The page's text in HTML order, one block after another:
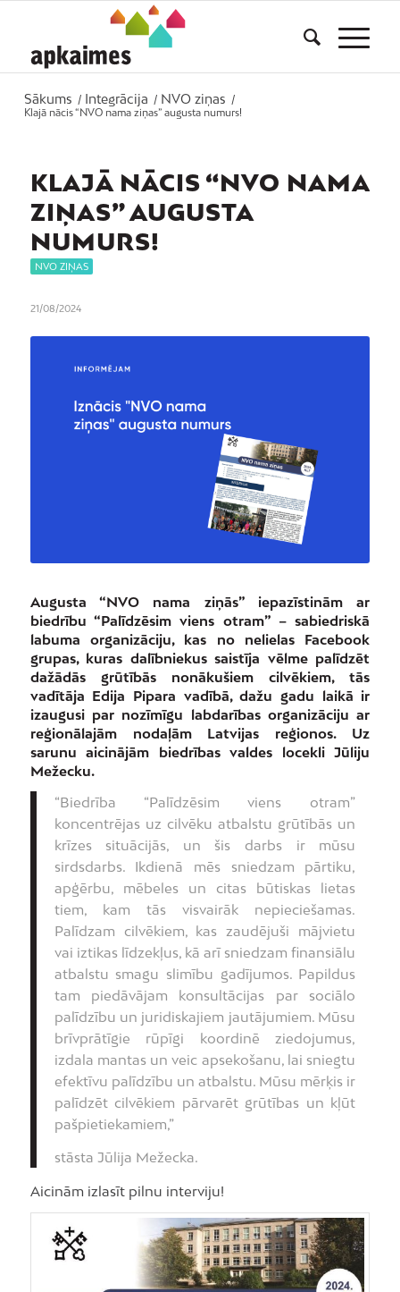
Sākums / Integrācija / NVO ziņas
/
Klajā nācis “NVO nama ziņas” augusta numurs!
KLAJĀ NĀCIS “NVO NAMA
ZIŅAS” AUGUSTA
NUMURS!
NVO ZIŅAS
21/08/2024
Augusta “NVO nama ziņās” iepazīstinām ar
biedrību “Palīdzēsim viens otram” – sabiedriskā
labuma organizāciju, kas no nelielas Facebook
grupas, kuras dalībniekus saistīja vēlme palīdzēt
dažādās grūtībās nonākušiem cilvēkiem, tās
vadītāja Edija Pipara vadībā, dažu gadu laikā ir
izaugusi par nozīmīgu labdarības organizāciju ar
reģionālajām nodaļām Latvijas reģionos. Uz
sarunu aicinājām biedrības valdes locekli Jūliju
Mežecku.
“Biedrība “Palīdzēsim viens otram”
koncentrējas uz cilvēku atbalstu grūtībās un
krīzes situācijās, un šis darbs ir mūsu
sirdsdarbs. Ikdienā mēs sniedzam pārtiku,
apģērbu, mēbeles un citas būtiskas lietas
tiem, kam tās visvairāk nepieciešamas.
Palīdzam cilvēkiem, kas zaudējuši mājvietu
vai iztikas līdzekļus, kā arī sniedzam finansiālu
atbalstu smagu slimību gadījumos. Papildus
tam piedāvājam konsultācijas par sociālo
palīdzību un juridiskajiem jautājumiem. Mūsu
brīvprātīgie rūpīgi koordinē ziedojumus,
izdala mantas un veic apsekošanu, lai sniegtu
efektīvu palīdzību un atbalstu. Mūsu mērķis ir
palīdzēt cilvēkiem pārvarēt grūtības un kļūt
pašpietiekamiem,”
stāsta Jūlija Mežecka.
Aicinām izlasīt pilnu interviju!